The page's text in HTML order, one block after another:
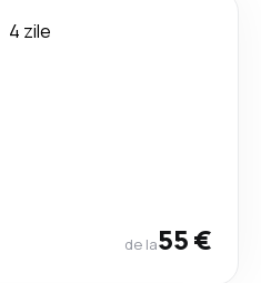
4 zile
de la55 €